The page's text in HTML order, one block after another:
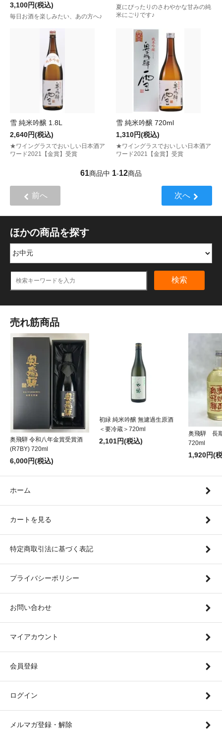
3,100円(税込)
毎日お酒を楽しみたい、あの方へ♪
夏にぴったりのさわやかな甘みの純
米にごりです♪
雪 純米吟醸 1.8L
2,640円(税込)
★ワイングラスでおいしい日本酒ア
ワード2021【金賞】受賞
雪 純米吟醸 720ml
1,310円(税込)
★ワイングラスでおいしい日本酒ア
ワード2021【金賞】受賞
61商品中 1-12商品
前へ 次へ
ほかの商品を探す
検索
売れ筋商品
奥飛騨 令和八年金賞受賞酒
(R7BY) 720ml
6,000円(税込)
初緑 純米吟醸 無濾過生原酒
＜要冷蔵＞720ml
2,101円(税込)
奥飛騨 長
720ml
1,920円(
ホーム
カートを見る
特定商取引法に基づく表記
プライバシーポリシー
お問い合わせ
マイアカウント
会員登録
ログイン
メルマガ登録・解除